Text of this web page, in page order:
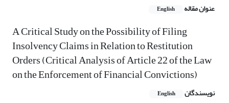
عنوان مقاله English
A Critical Study on the Possibility of Filing
Insolvency Claims in Relation to Restitution
Orders (Critical Analysis of Article 22 of the Law
on the Enforcement of Financial Convictions)
نویسندگان English